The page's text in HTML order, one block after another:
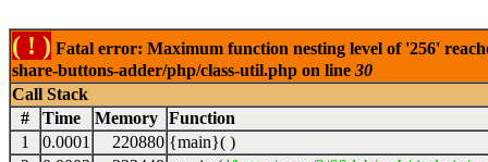
( ! ) Fatal error: Maximum function nesting level of '256'
share-buttons-adder/php/class-util.php on line 30
Call Stack
#
Time Memory Function
1
0.0001 220880 {main}( )